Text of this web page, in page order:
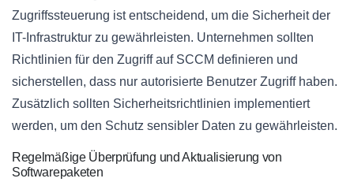
Zugriffssteuerung ist entscheidend, um die Sicherheit der
IT-Infrastruktur zu gewährleisten. Unternehmen sollten
Richtlinien für den Zugriff auf SCCM definieren und
sicherstellen, dass nur autorisierte Benutzer Zugriff haben.
Zusätzlich sollten Sicherheitsrichtlinien implementiert
werden, um den Schutz sensibler Daten zu gewährleisten.
Regelmäßige Überprüfung und Aktualisierung von
Softwarepaketen